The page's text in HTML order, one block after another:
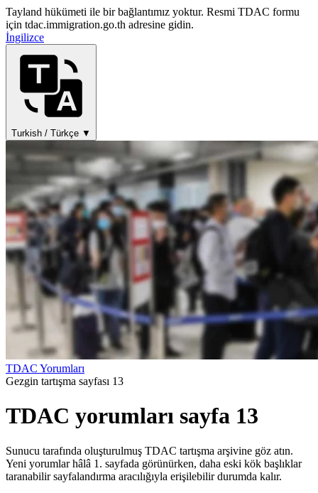
Tayland hükümeti ile bir bağlantımız yoktur. Resmi TDAC formu
için tdac.immigration.go.th adresine gidin.
İngilizce
Turkish / Türkçe ▼
TDAC Yorumları
Gezgin tartışma sayfası 13
TDAC yorumları sayfa 13
Sunucu tarafında oluşturulmuş TDAC tartışma arşivine göz atın.
Yeni yorumlar hâlâ 1. sayfada görünürken, daha eski kök başlıklar
taranabilir sayfalandırma aracılığıyla erişilebilir durumda kalır.